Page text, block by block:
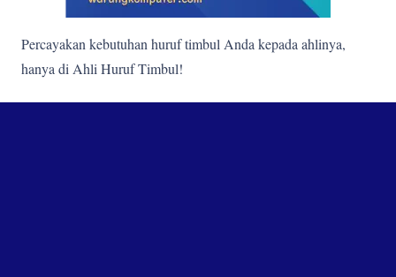
Percayakan kebutuhan huruf timbul Anda kepada ahlinya,
hanya di Ahli Huruf Timbul!